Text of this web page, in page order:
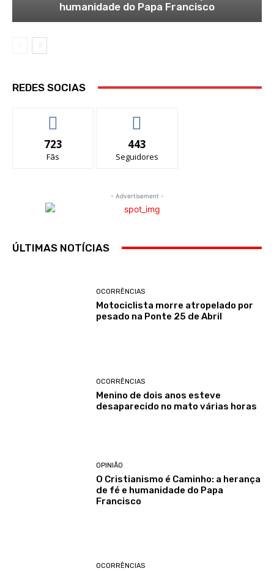
humanidade do Papa Francisco
REDES SOCIAS
723
Fãs
443
Seguidores
- Advertisement -
ÚLTIMAS NOTÍCIAS
OCORRÊNCIAS
Motociclista morre atropelado por
pesado na Ponte 25 de Abril
OCORRÊNCIAS
Menino de dois anos esteve
desaparecido no mato várias horas
OPINIÃO
O Cristianismo é Caminho: a herança
de fé e humanidade do Papa
Francisco
OCORRÊNCIAS